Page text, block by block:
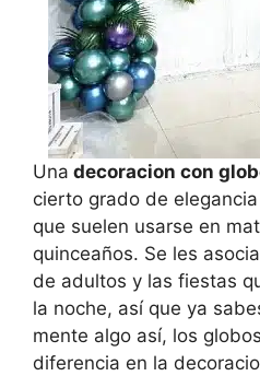
Una decoracion con
cierto grado de
que suelen usarse en
quinceaños. Se les
de adultos y las fiestas
la noche, así que ya
mente algo así, los
diferencia en la